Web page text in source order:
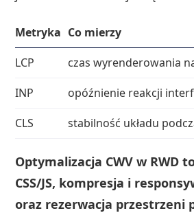
Metryka Co mierzy
LCP
czas wyrenderowania
INP
opóźnienie reakcji
CLS
stabilność układu
Optymalizacja CWV w RWD
CSS/JS, kompresja i
oraz rezerwacja przestrzeni